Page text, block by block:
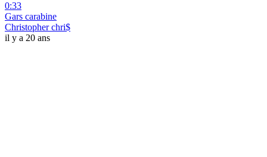
0:33
Gars carabine
Christopher chri$
il y a 20 ans